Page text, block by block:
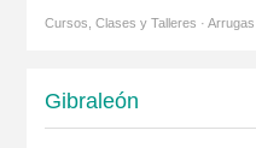
Cursos, Clases y Talleres · Arrugas
Gibraleón